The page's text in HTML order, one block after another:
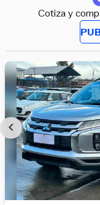
Cotiza y